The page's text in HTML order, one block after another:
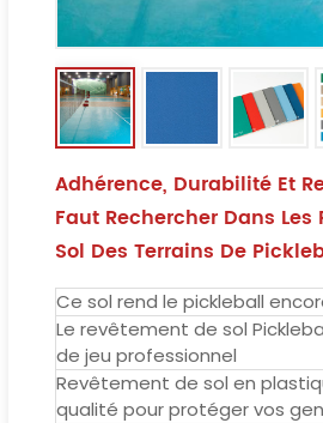
Adhérence, Durabilité Et
Faut Rechercher Dans
Sol Des Terrains De
Ce sol rend le pickleball
Le revêtement de sol
de jeu professionnel
Revêtement de sol en
qualité pour protéger vos